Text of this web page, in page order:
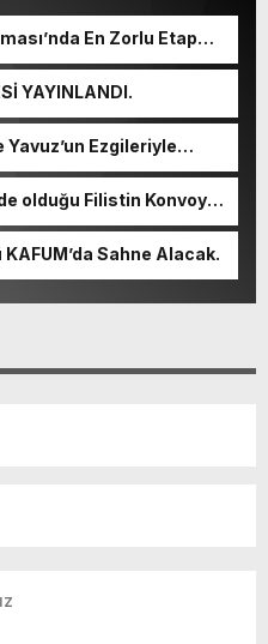
En Zorlu Etap
YAYINLANDI.
Yavuz’un Ezgileriyle
olduğu Filistin Konvoyu,
Sahne Alacak.